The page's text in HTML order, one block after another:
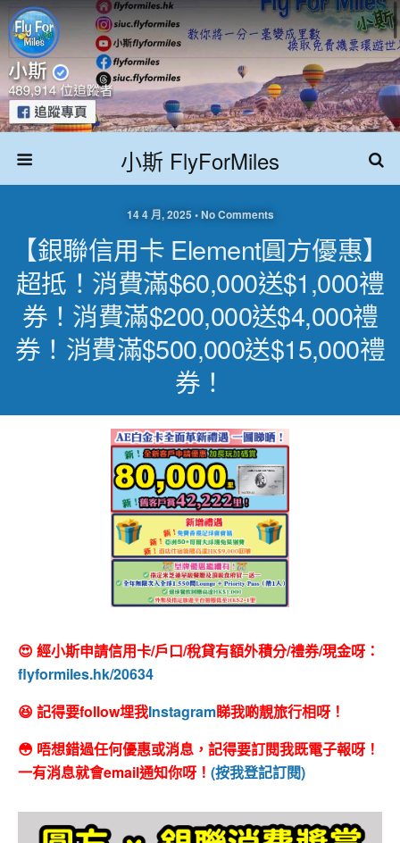
小斯 FlyForMiles
14 4 月, 2025 • No Comments
【銀聯信用卡 Element圓方優惠】
超抵！消費滿$60,000送$1,000禮
券！消費滿$200,000送$4,000禮
券！消費滿$500,000送$15,000禮
券！
😍 經小斯申請信用卡/戶口/稅貸有額外積分/禮券/現金呀：
flyformiles.hk/20634
😆 記得要follow埋我Instagram睇我啲靚旅行相呀！
😳 唔想錯過任何優惠或消息，記得要訂閱我既電子報呀！
一有消息就會email通知你呀！ (按我登記訂閱)